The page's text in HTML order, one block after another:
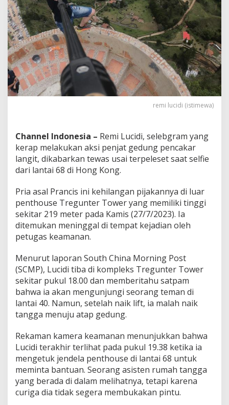
a
n
t
a
i
6
8
G
u
e
n
c
a
k
r
L
a
n
g
i
remi lucidi (istimewa)
Channel Indonesia – Remi Lucidi, selebgram yang
kerap melakukan aksi penjat gedung pencakar
langit, dikabarkan tewas usai terpeleset saat selfie
dari lantai 68 di Hong Kong.
Pria asal Prancis ini kehilangan pijakannya di luar
penthouse Tregunter Tower yang memiliki tinggi
sekitar 219 meter pada Kamis (27/7/2023). Ia
ditemukan meninggal di tempat kejadian oleh
petugas keamanan.
Menurut laporan South China Morning Post
(SCMP), Lucidi tiba di kompleks Tregunter Tower
sekitar pukul 18.00 dan memberitahu satpam
bahwa ia akan mengunjungi seorang teman di
lantai 40. Namun, setelah naik lift, ia malah naik
tangga menuju atap gedung.
Rekaman kamera keamanan menunjukkan bahwa
Lucidi terakhir terlihat pada pukul 19.38 ketika ia
mengetuk jendela penthouse di lantai 68 untuk
meminta bantuan. Seorang asisten rumah tangga
yang berada di dalam melihatnya, tetapi karena
curiga dia tidak segera membukakan pintu.